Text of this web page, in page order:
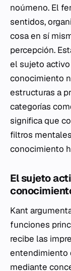
noúmeno. El
sentidos,
cosa en sí
percepción.
el sujeto activo
conocimiento
estructuras a
categorías
significa que
filtros
conocimiento
El sujeto
Kant
funciones
recibe las
entendimiento
mediante